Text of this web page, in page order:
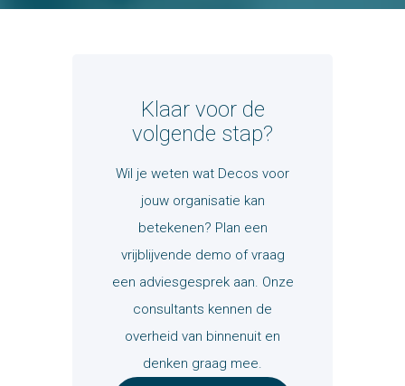
Klaar voor de
volgende stap?
Wil je weten wat Decos voor
jouw organisatie kan
betekenen? Plan een
vrijblijvende demo of vraag
een adviesgesprek aan. Onze
consultants kennen de
overheid van binnenuit en
denken graag mee.